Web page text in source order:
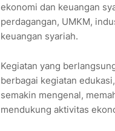
ekonomi dan keuangan
perdagangan, UMKM,
keuangan syariah.
Kegiatan yang
berbagai kegiatan
semakin mengenal,
mendukung aktivitas